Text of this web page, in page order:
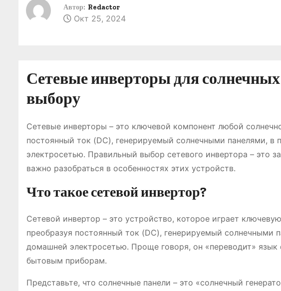
Автор: Redactor
Окт 25, 2024
Сетевые инверторы для солнечных
выбору
Сетевые инверторы – это ключевой компонент любой
постоянный ток (DC), генерируемый солнечными панелями,
электросетью. Правильный выбор сетевого инвертора – это
важно разобраться в особенностях этих устройств.
Что такое сетевой инвертор?
Сетевой инвертор – это устройство, которое играет
преобразуя постоянный ток (DC), генерируемый
домашней электросетью. Проще говоря, он «переводит»
бытовым приборам.
Представьте, что солнечные панели – это «солнечный